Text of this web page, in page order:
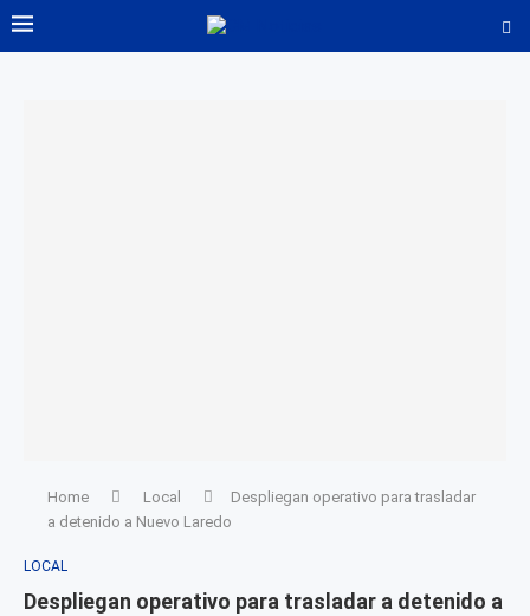
Home Local
Despliegan operativo para trasladar
a detenido a Nuevo Laredo
LOCAL
Despliegan operativo para trasladar a detenido a